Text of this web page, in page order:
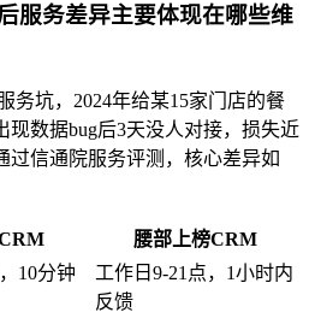
服务差异主要体现在哪些维
务坑，2024年给某15家门店的餐
现数据bug后3天没人对接，损失近
过信通院服务评测，核心差异如
腰部上榜CRM
10分钟
工作日9-21点，1小时内
反馈